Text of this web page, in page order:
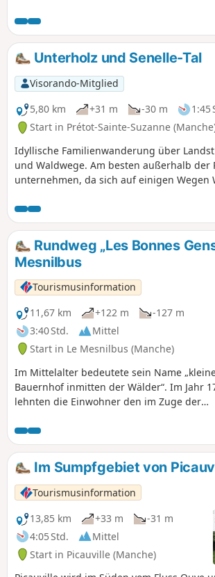
bieten die Gelegenheit, den Reichtum des
zu entdecken, das Granit und Lehm
Unterholz und Senelle-Tal
Visorando-Mitglied
5,80 km
+31 m -30 m 1:45
Start in Prétot-Sainte-Suzanne
Idyllische Familienwanderung über
und Waldwege. Am besten außerhalb der
unternehmen, da sich auf einigen Wegen
Rundweg „Les Bonnes
Mesnilbus
Tourismusinformation
11,67 km
+122 m
-127 m
3:40 Std.
Mittel
Start in Le Mesnilbus (Manche)
Im Mittelalter bedeutete sein Name
Bauernhof inmitten der Wälder“. Im Jahr
lehnten die Einwohner den im Zuge der
ab. Nach einem Streit mit dem
Rekrutierungsbeauftragten des Königs
mehr Soldaten forderte) rebellierte die
Bevölkerung, woraufhin die Pfarrei aus
Verzeichnis der französischen Pfarreien
gestrichen wurde. Die Kirche wurde
verwüstet, die Glocken und die Bleisärge
Feudalherren eingeschmolzen.
Im Sumpfgebiet von
Tourismusinformation
13,85 km
+33 m
-31 m
4:05 Std.
Mittel
Start in Picauville (Manche)